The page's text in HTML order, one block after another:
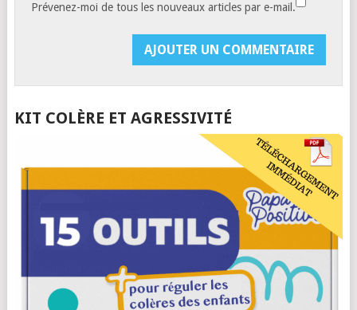
Prévenez-moi de tous les nouveaux articles par e-mail.
KIT COLÈRE ET AGRESSIVITÉ